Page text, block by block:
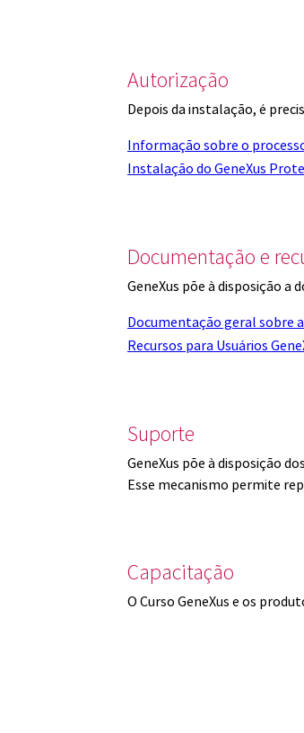
Autorização
Depois da instalação, é
Informação sobre o
Instalação do GeneXus
Documentação e
GeneXus põe à disposição a
Documentação geral sobre a
Recursos para Usuários
Suporte
GeneXus põe à disposição
Esse mecanismo permite
Capacitação
O Curso GeneXus e os